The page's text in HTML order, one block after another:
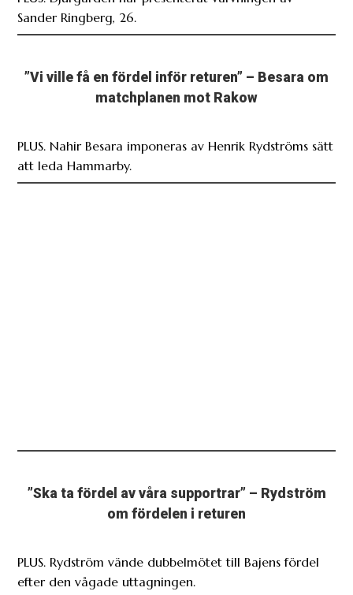
Sander Ringberg, 26.
”Vi ville få en fördel inför returen” – Besara om
matchplanen mot Rakow
PLUS. Nahir Besara imponeras av Henrik Rydströms sätt
att leda Hammarby.
”Ska ta fördel av våra supportrar” – Rydström
om fördelen i returen
PLUS. Rydström vände dubbelmötet till Bajens fördel
efter den vågade uttagningen.